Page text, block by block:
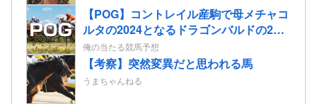
【POG】コントレイル産駒で母メチャコ
ルタの2024となるドラゴンバルドの2歳
情報
俺の当たる競馬予想
【考察】突然変異だと思われる馬
うまちゃんねる